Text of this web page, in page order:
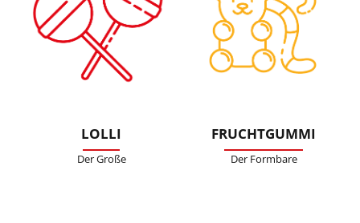
LOLLI
Der Große
FRUCHTGUMMI
Der Formbare